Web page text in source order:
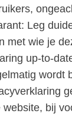
: Leg
met wie je
up-to-
wordt
website, bij